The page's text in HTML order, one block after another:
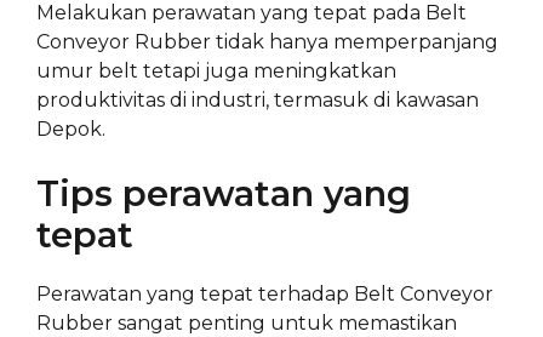
Melakukan perawatan yang tepat pada Belt
Conveyor Rubber tidak hanya memperpanjang
umur belt tetapi juga meningkatkan
produktivitas di industri, termasuk di kawasan
Depok.
Tips perawatan yang
tepat
Perawatan yang tepat terhadap Belt Conveyor
Rubber sangat penting untuk memastikan